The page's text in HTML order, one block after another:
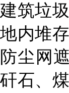
建筑垃
地内堆
防尘网
矸石、